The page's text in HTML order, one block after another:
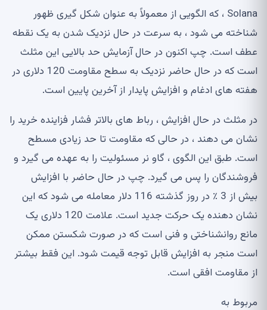
Solana ، که الگویی از معمولاً به عنوان شکل گیری ظهور
شناخته می شود ، به سرعت در حال نزدیک شدن به یک نقطه
عطف است. چپ اکنون در حال آزمایش حد بالایی این مثلث
است که در حال حاضر نزدیک به سطح مقاومت 120 دلاری در
هفته های ادغام و افزایش پایدار از آخرین پایین است.
در مثلث در حال افزایش ، رباط های بالاتر فشار فزاینده خرید را
نشان می دهند ، در حالی که مقاومت تا حد زیادی مسطح
است. طبق این الگوی ، گاو نر مسئولیت را به عهده می گیرد و
فروشندگان را پس می گیرد. چپ در حال حاضر با افزایش
بیش از 3 ٪ در روز گذشته 116 دلار معامله می شود که این
نشان دهنده یک حرکت جدید است. علامت 120 دلاری یک
مانع روانشناختی و فنی است که در صورت شکستن ممکن
است منجر به افزایش قابل توجه قیمت شود. این فقط بیشتر
از مقاومت افقی است.
مربوط به